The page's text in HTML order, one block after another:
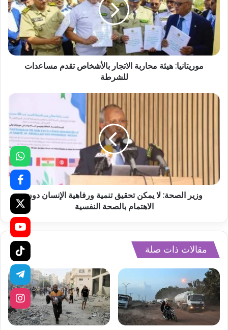
موريتانيا: هيئة محاربة الاتجار بالأشخاص تقدم مساعدات
للشرطة
وزير الصحة: لا يمكن تحقيق تنمية ورفاهية الإنسان دون
الاهتمام بالصحة النفسية
مقالات ذات صلة